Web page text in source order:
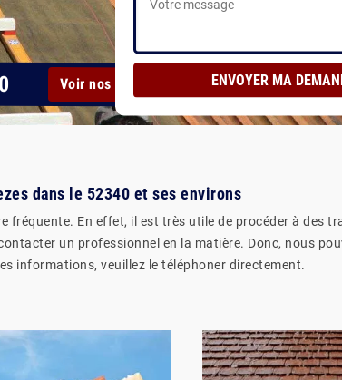
Voir nos réalisations
dans le 52340 et ses environs
fréquente. En effet, il est très utile de procéder à des
un professionnel en la matière. Donc, nous
informations, veuillez le téléphoner directement.